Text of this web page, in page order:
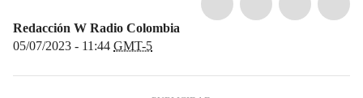
Redacción W Radio Colombia
05/07/2023 - 11:44 GMT-5